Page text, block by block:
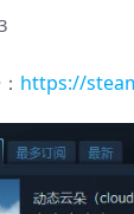
https://